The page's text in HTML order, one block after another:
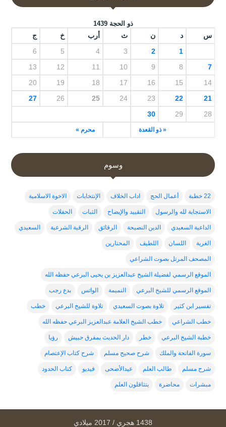
ذو الحجة 1439
س د ن ث أرب خ ج
« ذو القعدة محرم »
1
2
3
4
5
6
7
8
9
10
11
12
13
14
15
16
17
18
19
20
21
22
23
24
25
26
27
28
29
30
وسوم
22 خطبة أعمال الحج اداب الخلاف الإنتخابات الاخوة الاسلامية
الاستجابة لله والرسول التقييد والإيضاح الثبات الحفلات
الداعية السعيدي الدين النصيحة الرقائق الرقية الشرعية السعيدي
الغربة اللسان اللطيف المحتارين
المصحف المرتل بصوت الشراعي
الموقع الرسمي لفضيلة الشيخ عبدالعزيز بن يحيى البرعي حفظه الله
الموقع الرسمي للشيخ البرعي النميمة الواتس بدع رجب
تفسير ابن كثير تلاوة بصوت السعيدي تلاوة للشيخ البرعي خطب
خطب الشراعي خطب الشيخ العلامة عبدالعزيز البرعي حفظه الله
خطبة الشيخ البرعي خطر دار الحديث بمفرق حبيش رؤيا
سورة الفاتحة والملك شرح صحيح مسلم شرح كتاب الإعتصام
شرح مسلم طالب العلم عيدالأضحى فيديو كتاب الحدود
مبشرات محاضرة يتثاقلون العلم
1438 هجري / 2017 ميلادي